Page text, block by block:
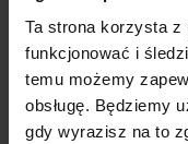
Ta strona korzysta z
funkcjonować i
temu możemy
obsługę. Będziemy
gdy wyrazisz na to